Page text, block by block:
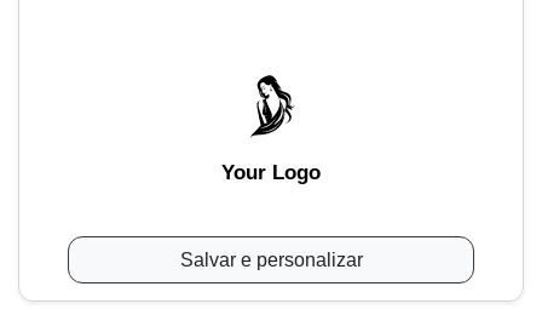
Your Logo
Salvar e personalizar